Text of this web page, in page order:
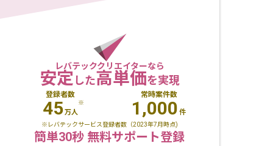
レバテッククリエイターなら
安定した高単価を実現
登録者数
45万人
※
常時案件数
1,000 件
※レバテックサービス登録者数（2023年7月時点)
簡単30秒 無料サポート登録